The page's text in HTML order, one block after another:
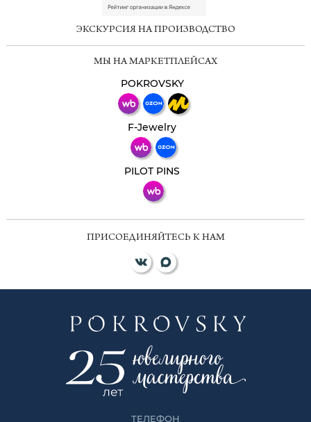
ЭКСКУРСИЯ НА ПРОИЗВОДСТВО
МЫ НА МАРКЕТПЛЕЙСАХ
POKROVSKY
F-Jewelry
PILOT PINS
ПРИСОЕДИНЯЙТЕСЬ К НАМ
ТЕЛЕФОН